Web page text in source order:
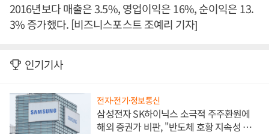
2016년보다 매출은 3.5%, 영업이익은 16%, 순이익은 13.
3% 증가했다. [비즈니스포스트 조예리 기자]
인기기사
전자·전기·정보통신
삼성전자 SK하이닉스 소극적 주주환원에
해외 증권가 비판, "반도체 호황 지속성 의